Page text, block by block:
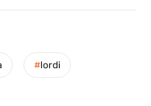
#lordi